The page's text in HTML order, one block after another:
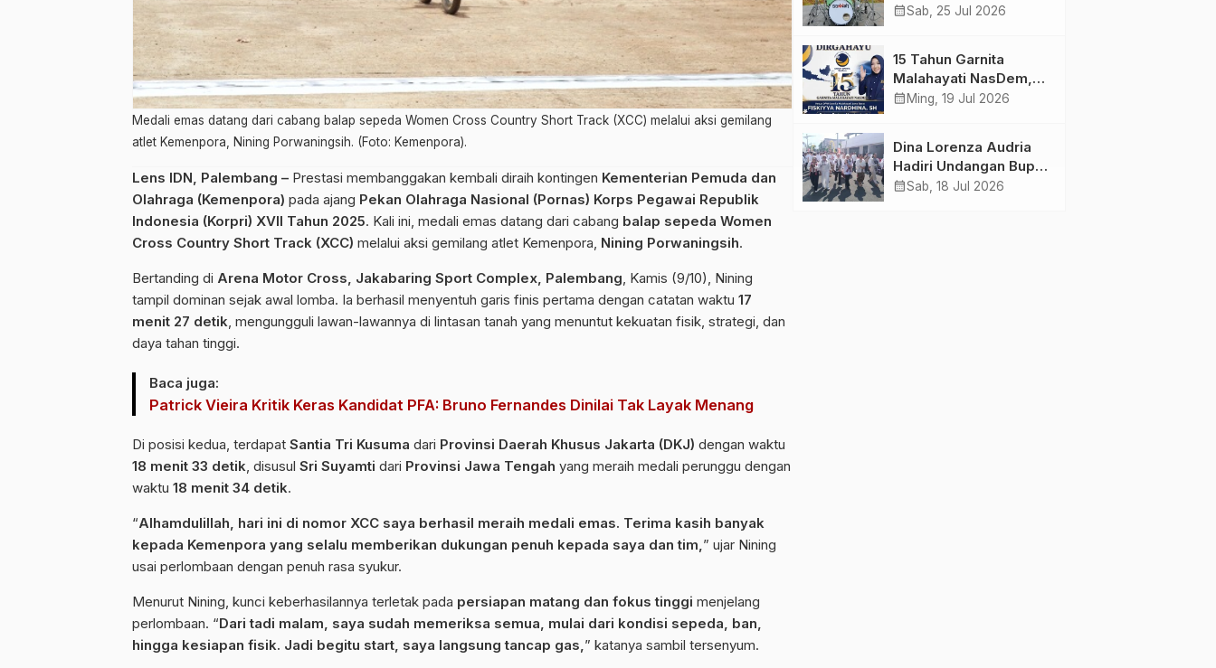
Medali emas datang dari cabang balap sepeda Women Cross Country Short Track (XCC) melalui aksi gemilang
atlet Kemenpora, Nining Porwaningsih. (Foto: Kemenpora).
Lens IDN, Palembang – Prestasi membanggakan kembali diraih kontingen Kementerian Pemuda dan
Olahraga (Kemenpora) pada ajang Pekan Olahraga Nasional (Pornas) Korps Pegawai Republik
Indonesia (Korpri) XVII Tahun 2025. Kali ini, medali emas datang dari cabang balap sepeda Women
Cross Country Short Track (XCC) melalui aksi gemilang atlet Kemenpora, Nining Porwaningsih.
Bertanding di Arena Motor Cross, Jakabaring Sport Complex, Palembang, Kamis (9/10), Nining
tampil dominan sejak awal lomba. Ia berhasil menyentuh garis finis pertama dengan catatan waktu 17
menit 27 detik, mengungguli lawan-lawannya di lintasan tanah yang menuntut kekuatan fisik, strategi, dan
daya tahan tinggi.
Baca juga:
Patrick Vieira Kritik Keras Kandidat PFA: Bruno Fernandes Dinilai Tak Layak Menang
Di posisi kedua, terdapat Santia Tri Kusuma dari Provinsi Daerah Khusus Jakarta (DKJ) dengan waktu
18 menit 33 detik, disusul Sri Suyamti dari Provinsi Jawa Tengah yang meraih medali perunggu dengan
waktu 18 menit 34 detik.
“Alhamdulillah, hari ini di nomor XCC saya berhasil meraih medali emas. Terima kasih banyak
kepada Kemenpora yang selalu memberikan dukungan penuh kepada saya dan tim,” ujar Nining
usai perlombaan dengan penuh rasa syukur.
Menurut Nining, kunci keberhasilannya terletak pada persiapan matang dan fokus tinggi menjelang
perlombaan. “Dari tadi malam, saya sudah memeriksa semua, mulai dari kondisi sepeda, ban,
hingga kesiapan fisik. Jadi begitu start, saya langsung tancap gas,” katanya sambil tersenyum.
sebagai Drummer,
Video Klip AI “Jagalah
Cinta”
calendar_monthSab, 25 Jul 2026
15 Tahun Garnita
Malahayati NasDem,
Menginspirasi
calendar_month Ming, 19 Jul 2026
Dina Lorenza Audria
Hadiri Undangan Bupati
Banyuwangi, Saksikan
calendar_monthSab, 18 Jul 2026